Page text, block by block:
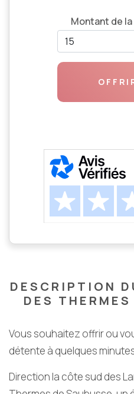
Montant de
DESCRIPTION
DES
Vous souhaitez offrir ou
détente à quelques
Direction la côte sud des